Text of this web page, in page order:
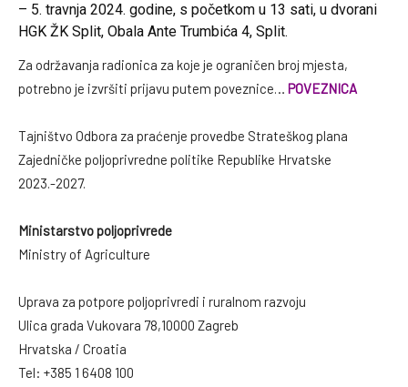
– 5. travnja 2024. godine, s početkom u 13 sati, u dvorani
HGK ŽK Split, Obala Ante Trumbića 4, Split.
Za održavanja radionica za koje je ograničen broj mjesta,
potrebno je izvršiti prijavu putem poveznice… POVEZNICA
Tajništvo Odbora za praćenje provedbe Strateškog plana
Zajedničke poljoprivredne politike Republike Hrvatske
2023.-2027.
Ministarstvo poljoprivrede
Ministry of Agriculture
Uprava za potpore poljoprivredi i ruralnom razvoju
Ulica grada Vukovara 78,10000 Zagreb
Hrvatska / Croatia
Tel: +385 1 6408 100